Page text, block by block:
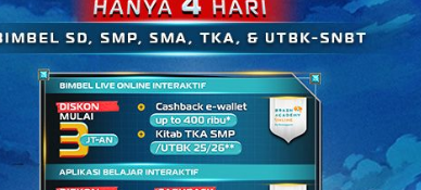
adalah